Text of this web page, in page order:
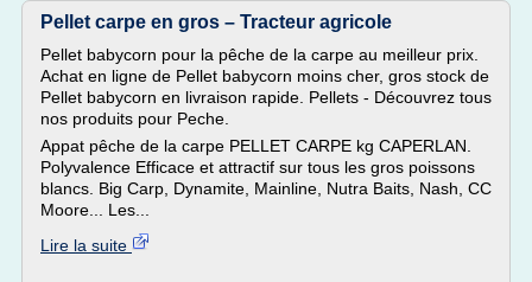
Pellet carpe en gros – Tracteur agricole
Pellet babycorn pour la pêche de la carpe au meilleur prix.
Achat en ligne de Pellet babycorn moins cher, gros stock de
Pellet babycorn en livraison rapide. Pellets - Découvrez tous
nos produits pour Peche.
Appat pêche de la carpe PELLET CARPE kg CAPERLAN.
Polyvalence Efficace et attractif sur tous les gros poissons
blancs. Big Carp, Dynamite, Mainline, Nutra Baits, Nash, CC
Moore... Les...
Lire la suite